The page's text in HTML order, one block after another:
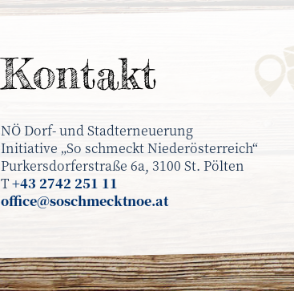
Kontakt
NÖ Dorf- und Stadterneuerung
Initiative „So schmeckt Niederösterreich“
Purkersdorferstraße 6a, 3100 St. Pölten
T+43 2742 251 11
office@soschmecktnoe.at